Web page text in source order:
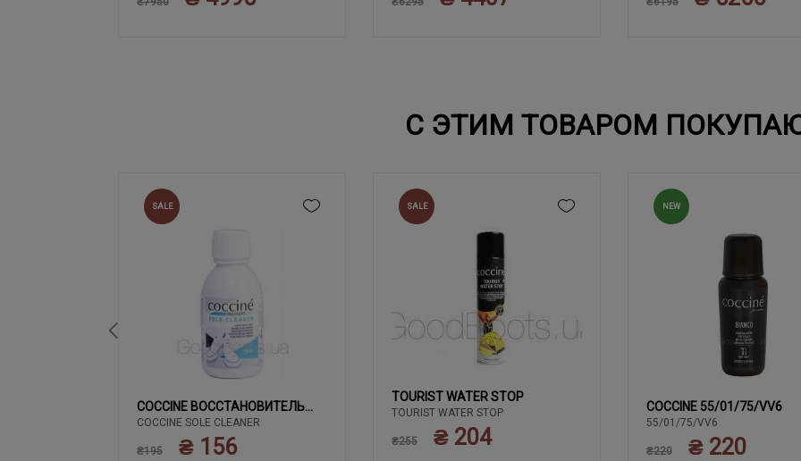
С ЭТИМ ТОВАРОМ
SALE
COCCINE ВОССТАНОВИТЕЛЬ
БЕЛОГО
COCCINE SOLE CLEANER
₴195 ₴ 156
SALE
TOURIST WATER STOP
TOURIST WATER STOP
₴255 ₴ 204
NEW
COCCINE 55/01/75/VV6
55/01/75/VV6
₴220 ₴ 220